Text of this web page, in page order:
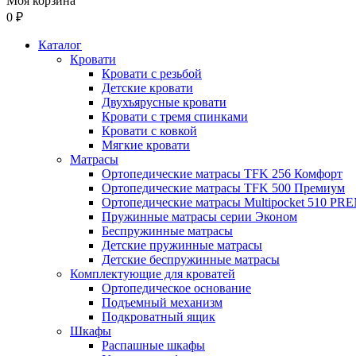
0 ₽
Каталог
Кровати
Кровати с резьбой
Детские кровати
Двухъярусные кровати
Кровати с тремя спинками
Кровати с ковкой
Мягкие кровати
Матрасы
Ортопедические матрасы TFK 256 Комфорт
Ортопедические матрасы TFK 500 Премиум
Ортопедические матрасы Multipocket 510
Пружинные матрасы серии Эконом
Беспружинные матрасы
Детские пружинные матрасы
Детские беспружинные матрасы
Комплектующие для кроватей
Ортопедическое основание
Подъемный механизм
Подкроватный ящик
Шкафы
Распашные шкафы